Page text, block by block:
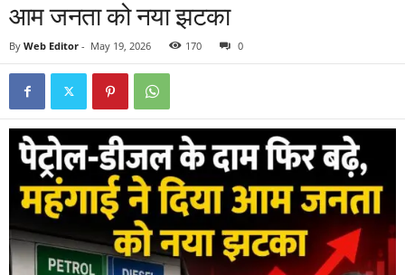
आम जनता को नया झटका
By Web Editor - May 19, 2026 170 0